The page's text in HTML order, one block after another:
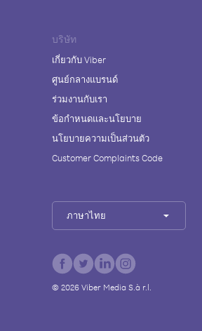
บริษัท
เกี่ยวกับ Viber
ศูนย์กลางแบรนด์
ร่วมงานกับเรา
ข้อกำหนดและนโยบาย
นโยบายความเป็นส่วนตัว
Customer Complaints Code
ภาษาไทย
© 2026Viber Media S.à r.l.